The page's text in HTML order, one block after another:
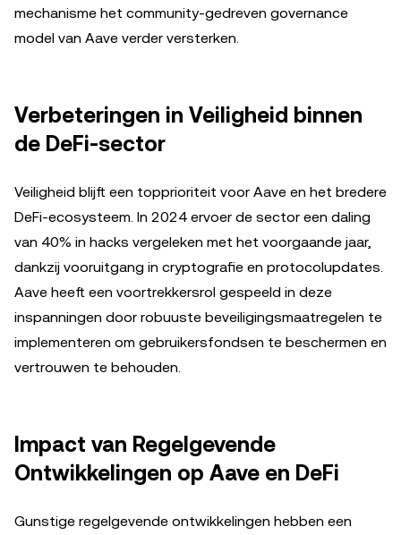
mechanisme het community-gedreven governance
model van Aave verder versterken.
Verbeteringen in Veiligheid binnen
de DeFi-sector
Veiligheid blijft een topprioriteit voor Aave en het bredere
DeFi-ecosysteem. In 2024 ervoer de sector een daling
van 40% in hacks vergeleken met het voorgaande jaar,
dankzij vooruitgang in cryptografie en protocolupdates.
Aave heeft een voortrekkersrol gespeeld in deze
inspanningen door robuuste beveiligingsmaatregelen te
implementeren om gebruikersfondsen te beschermen en
vertrouwen te behouden.
Impact van Regelgevende
Ontwikkelingen op Aave en DeFi
Gunstige regelgevende ontwikkelingen hebben een